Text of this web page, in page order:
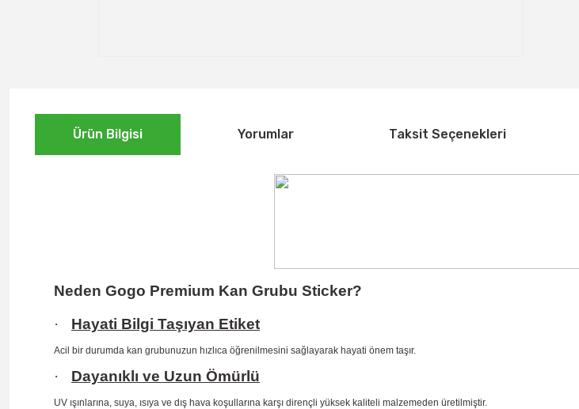
Ürün Bilgisi Yorumlar Taksit Seçenekleri
Neden Gogo Premium Kan Grubu Sticker?
·
Hayati Bilgi Taşıyan Etiket
Acil bir durumda kan grubunuzun hızlıca öğrenilmesini sağlayarak hayati önem taşır.
· Dayanıklı ve Uzun Ömürlü
UV ışınlarına, suya, ısıya ve dış hava koşullarına karşı dirençli yüksek kaliteli malzemeden üretilmiştir.